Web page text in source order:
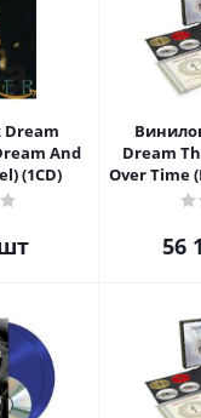
Dream
And
(1CD)
Dream
Over Time
56